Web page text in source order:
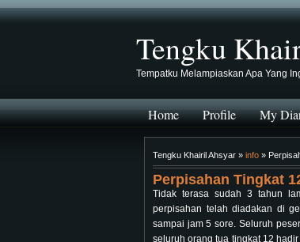
Tengku
Tempatku Melampiaskan Apa Yang
Home Profile My
Tengku Khairil Ahsyar » info »
Perpisahan Tingkat
Tidak terasa sudah 3 tahun
perpisahan telah diadakan di
sampai jam 5 sore. Seluruh
seluruh orang tua tingkat 12